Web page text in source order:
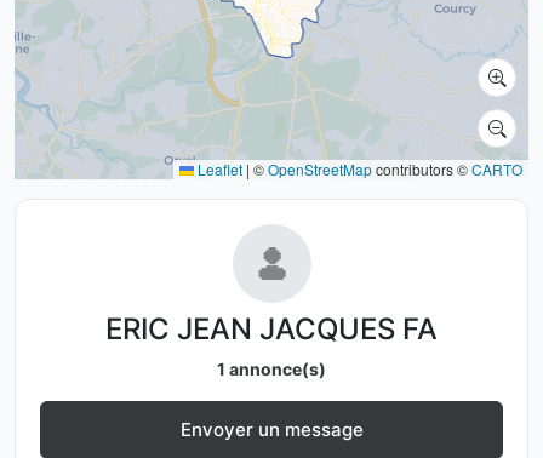
Leaflet | ©OpenStreetMapcontributors ©CARTO
ERIC JEAN JACQUES FA
1 annonce(s)
Envoyer un message